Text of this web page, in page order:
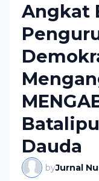
Angkat
Dauda
byJurnal